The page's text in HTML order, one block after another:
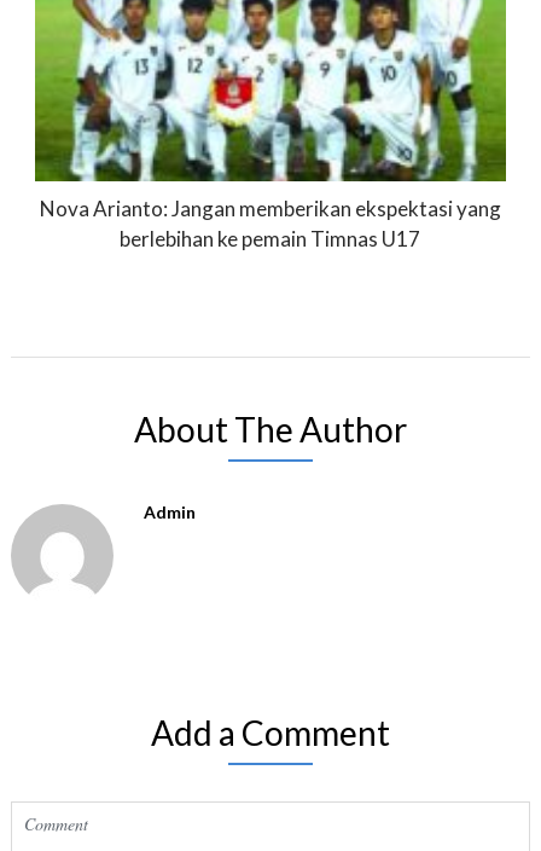
Nova Arianto: Jangan memberikan ekspektasi yang
berlebihan ke pemain Timnas U17
About The Author
Admin
Add a Comment